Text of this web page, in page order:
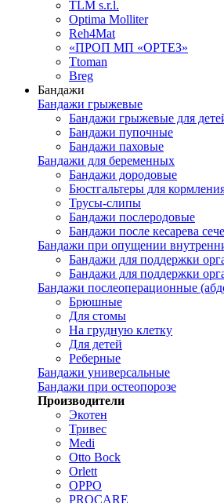
TLM s.r.l.
Optima Molliter
Reh4Mat
«ПРОП МП «ОРТЕЗ»
Ttoman
Breg
Бандажи
Бандажи грыжевые
Бандажи грыжевые для
Бандажи пупочные
Бандажи паховые
Бандажи для беременных
Бандажи дородовые
Бюстгальтеры для
Трусы-слипы
Бандажи послеродовые
Бандажи после кесарева
Бандажи при опущении
Бандажи для поддержки
Бандажи для поддержки
Бандажи послеоперационные
Брюшные
Для стомы
На грудную клетку
Для детей
Реберные
Бандажи универсальные
Бандажи при остеопорозе
Производители
Экотен
Тривес
Medi
Otto Bock
Orlett
OPPO
PROCARE